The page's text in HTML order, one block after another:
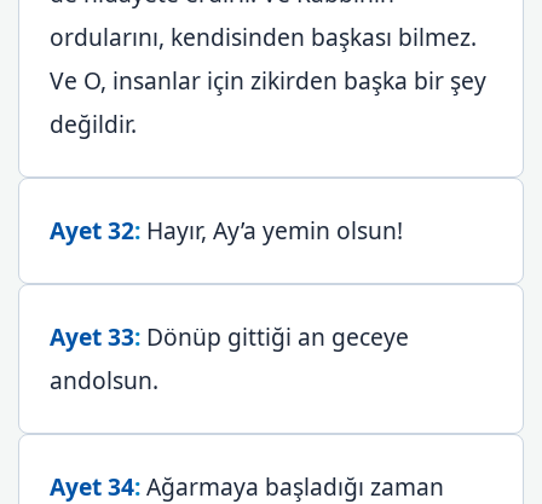
ordularını, kendisinden başkası bilmez.
Ve O, insanlar için zikirden başka bir şey
değildir.
Ayet 32: Hayır, Ay’a yemin olsun!
Ayet 33: Dönüp gittiği an geceye
andolsun.
Ayet 34:Ağarmaya başladığı zaman